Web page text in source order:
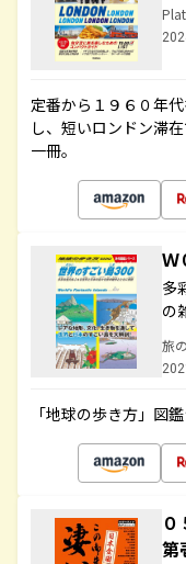
Plat
定番から１９６０年
し、短いロンドン滞
一冊。
Ｗ
多
の
旅
「地球の歩き方」図
第